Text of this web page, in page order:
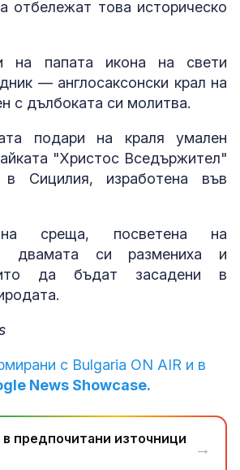
отбележат това историческо
на папата икона на свети
— англосаксонски крал на
с дълбоката си молитва.
подари на краля умален
"Христос Вседържител"
в Сицилия, изработена във
среща, посветена на
двамата си размениха и
да бъдат засадени в
с Bulgaria ON AIR и в
News Showcase.
предпочитани източници
→